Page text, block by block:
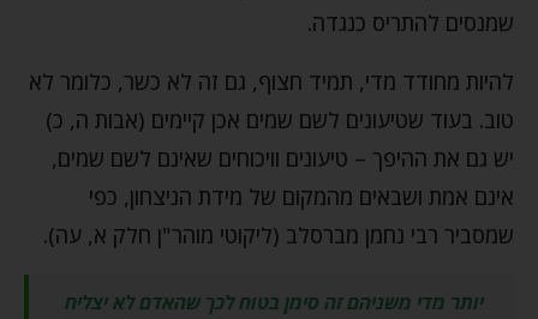
שמנסים להתריס כנגדה.
להיות מחודד מדי, תמיד חצוף, גם זה לא כשר, כלומר לא
טוב. בעוד שטיעונים לשם שמים אכן קיימים (אבות ה, כ)
יש גם את ההיפך – טיעונים וויכוחים שאינם לשם שמים,
אינם אמת ושבאים מהמקום של מידת הניצחון, כפי
שמסביר רבי נחמן מברסלב (ליקוטי מוהר"ן חלק א, עה).
יותר מדי משניהם זה סימן בטוח לכך שהאדם לא יצליח